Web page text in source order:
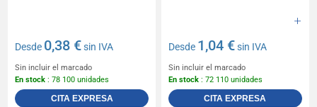
Desde 0,38 €sin IVA
Sin incluir el marcado
En stock : 78 100 unidades
CITA EXPRESA
Desde 1,04 €sin IVA
Sin incluir el marcado
En stock : 72 110 unidades
CITA EXPRESA